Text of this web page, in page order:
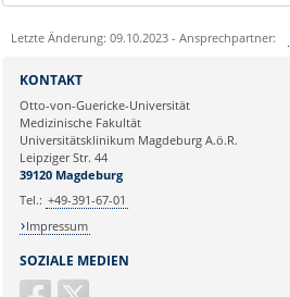
Letzte Änderung: 09.10.2023 - Ansprechpartner:
Ihre E-Mailadresse:
Ihr Anliegen:
SOZIALE MEDIEN
KONTAKT
Otto-von-Guericke-Universität
Medizinische Fakultät
Universitätsklinikum Magdeburg A.ö.R.
Leipziger Str. 44
39120 Magdeburg
Tel.: +49-391-67-01
Impressum